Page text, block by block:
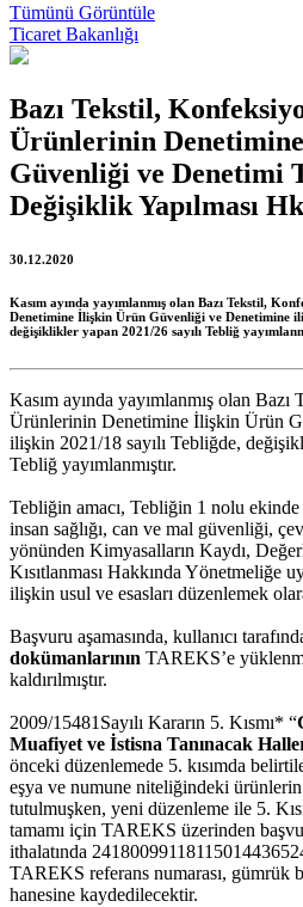
Tümünü Görüntüle
Ticaret Bakanlığı
Bazı Tekstil,
Ürünlerinin
Güvenliği ve Denetimi
Değişiklik Yapılması
30.12.2020
Kasım ayında yayımlanmış olan Bazı Tekstil,
Denetimine İlişkin Ürün Güvenliği ve Denetimine
değişiklikler yapan 2021/26 sayılı Tebliğ
Kasım ayında yayımlanmış olan
Ürünlerinin Denetimine İlişkin Ürün
ilişkin 2021/18 sayılı Tebliğde,
Tebliğ yayımlanmıştır.
Tebliğin amacı, Tebliğin 1 nolu
insan sağlığı, can ve mal güvenliği,
yönünden Kimyasalların Kaydı,
Kısıtlanması Hakkında Yönetmeliğe
ilişkin usul ve esasları düzenlemek
Başvuru aşamasında, kullanıcı
dokümanlarının TAREKS’e
kaldırılmıştır.
2009/15481Sayılı Kararın 5. Kısmı* “
Muafiyet ve İstisna Tanınacak
önceki düzenlemede 5. kısımda
eşya ve numune niteliğindeki ürünlerin
tutulmuşken, yeni düzenleme ile 5.
tamamı için TAREKS üzerinden
ithalatında
TAREKS referans numarası, gümrük
hanesine kaydedilecektir.